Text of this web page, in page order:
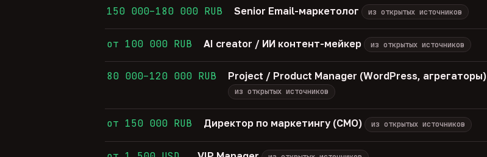
150 000–180 000 RUB Senior Email-маркетолог из открытых источников
от 100 000 RUB AI creator / ИИ контент-мейкер из открытых источников
80 000–120 000 RUB Project / Product Manager (WordPress, агрегаторы)
из открытых источников
от 150 000 RUB Директор по маркетингу (CMO) из открытых источников